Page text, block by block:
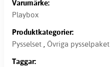
Varumärke:
Playbox
Produktkategorier:
Pysselset , Övriga pysselpaket
Taggar: